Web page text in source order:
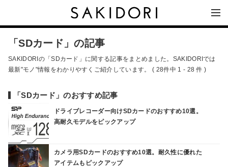
「SDカード」の記事
SAKIDORIの「SDカード」に関する記事をまとめました。SAKIDORIでは
最新"モノ"情報をわかりやすくご紹介しています。 ( 28件中 1 - 28 件 )
「SDカード」のおすすめ記事
ドライブレコーダー向けSDカードのおすすめ10選。
高耐久モデルをピックアップ
カメラ用SDカードのおすすめ10選。耐久性に優れた
アイテムもピックアップ